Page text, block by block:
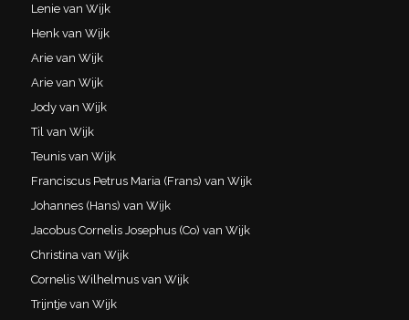
Lenie van Wijk
Henk van Wijk
Arie van Wijk
Arie van Wijk
Jody van Wijk
Til van Wijk
Teunis van Wijk
Franciscus Petrus Maria (Frans) van Wijk
Johannes (Hans) van Wijk
Jacobus Cornelis Josephus (Co) van Wijk
Christina van Wijk
Cornelis Wilhelmus van Wijk
Trijntje van Wijk